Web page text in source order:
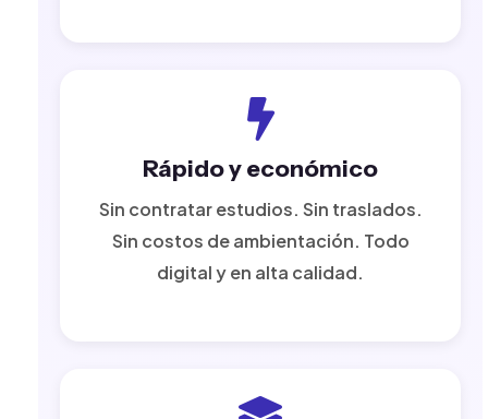
Rápido y económico
Sin contratar estudios. Sin traslados.
Sin costos de ambientación. Todo
digital y en alta calidad.